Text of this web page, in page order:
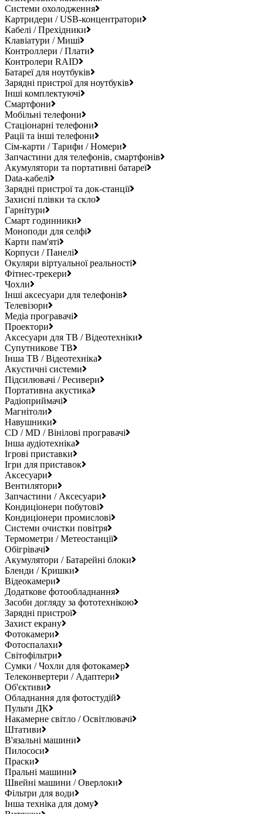
Системи охолодження
Картридери / USB-концентратори
Кабелі / Прехідники
Клавіатури / Миші
Контроллери / Плати
Контролери RAID
Батареї для ноутбуків
Зарядні пристрої для ноутбуків
Інші комплектуючі
Смартфони
Мобільні телефони
Стаціонарні телефони
Рації та інші телефони
Сім-карти / Тарифи / Номери
Запчастини для телефонів, смартфонів
Акумулятори та портативні батареї
Data-кабелі
Зарядні пристрої та док-станції
Захисні плівки та скло
Гарнітури
Смарт годинники
Моноподи для селфі
Карти пам'яті
Корпуси / Панелі
Окуляри віртуальної реальності
Фітнес-трекери
Чохли
Інші аксесуари для телефонів
Телевізори
Медіа програвачі
Проектори
Аксесуари для ТВ / Відеотехніки
Супутникове ТВ
Інша ТВ / Відеотехніка
Акустичні системи
Підсилювачі / Ресивери
Портативна акустика
Радіоприймачі
Магнітоли
Навушники
CD / MD / Вінілові програвачі
Інша аудіотехніка
Ігрові приставки
Ігри для приставок
Аксесуари
Вентилятори
Запчастини / Аксесуари
Кондиціонери побутові
Кондиціонери промислові
Системи очистки повітря
Термометри / Метеостанції
Обігрівачі
Акумулятори / Батарейні блоки
Бленди / Кришки
Відеокамери
Додаткове фотообладнання
Засоби догляду за фототехнікою
Зарядні пристрої
Захист екрану
Фотокамери
Фотоспалахи
Світофільтри
Сумки / Чохли для фотокамер
Телеконвертери / Адаптери
Об'єктиви
Обладнання для фотостудій
Пульти ДК
Накамерне світло / Освітлювачі
Штативи
В'язальні машини
Пилососи
Праски
Пральні машини
Швейні машини / Оверлоки
Фільтри для води
Інша техніка для дому